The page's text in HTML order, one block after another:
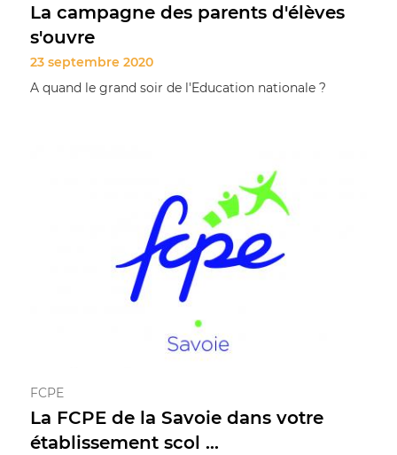
La campagne des parents d'élèves
s'ouvre
23 septembre 2020
A quand le grand soir de l'Education nationale ?
FCPE
La FCPE de la Savoie dans votre
établissement scol ...